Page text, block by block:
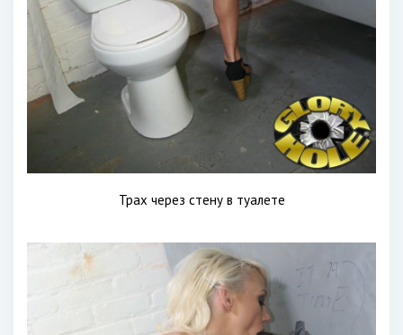
Трах через стену в туалете